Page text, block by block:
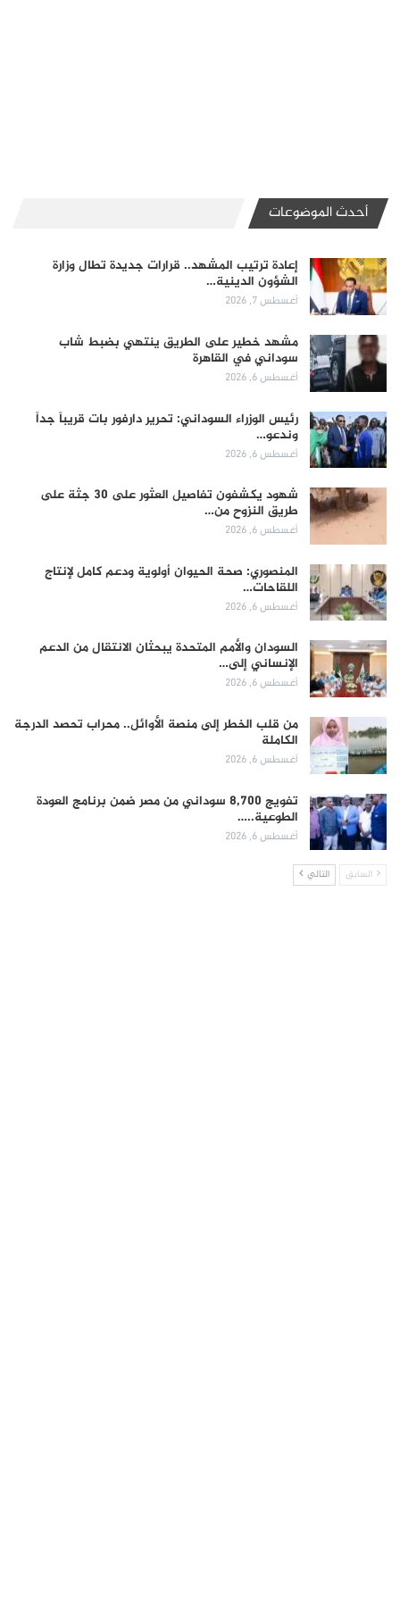
أحدث الموضوعات
إعادة ترتيب المشهد.. قرارات جديدة تطال وزارة
الشؤون الدينية…
أغسطس 7, 2026
مشهد خطير على الطريق ينتهي بضبط شاب
سوداني في القاهرة
أغسطس 6, 2026
رئيس الوزراء السوداني: تحرير دارفور بات قريباً جداً
وندعو…
أغسطس 6, 2026
شهود يكشفون تفاصيل العثور على 30 جثة على
طريق النزوح من…
أغسطس 6, 2026
المنصوري: صحة الحيوان أولوية ودعم كامل لإنتاج
اللقاحات…
أغسطس 6, 2026
السودان والأمم المتحدة يبحثان الانتقال من الدعم
الإنساني إلى…
أغسطس 6, 2026
من قلب الخطر إلى منصة الأوائل.. محراب تحصد الدرجة
الكاملة
أغسطس 6, 2026
تفويج 8,700 سوداني من مصر ضمن برنامج العودة
الطوعية..…
أغسطس 6, 2026
السابق التالي